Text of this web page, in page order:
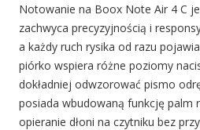
Notowanie na Boox Note Air 4 C
zachwyca precyzyjnością i
a każdy ruch rysika od razu
piórko wspiera różne poziomy
dokładniej odwzorować pismo
posiada wbudowaną funkcję palm
opieranie dłoni na czytniku bez